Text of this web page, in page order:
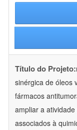
Título do Projeto:
sinérgica de óleos
fármacos
ampliar a
associados à